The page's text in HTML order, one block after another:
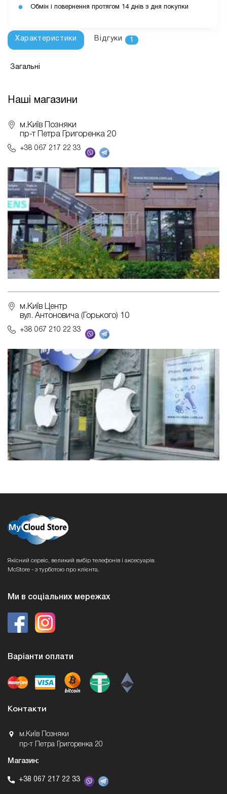
Обмін і повернення протягом 14 днів з дня покупки
Характеристики Відгуки 1
Загальні
Наші магазини
м.Київ Позняки
пр-т Петра Григоренка 20
+38 067 217 22 33
м.Київ Центр
вул. Антоновича (Горького) 10
+38 067 210 22 33
Якісний сервіс, великий вибір телефонів і аксесуарів.
McStore - з турботою про клієнта.
Ми в соціальних мережах
Варіанти оплати
Контакти
м.Київ Позняки
пр-т Петра Григоренка 20
Магазин:
+38 067 217 22 33